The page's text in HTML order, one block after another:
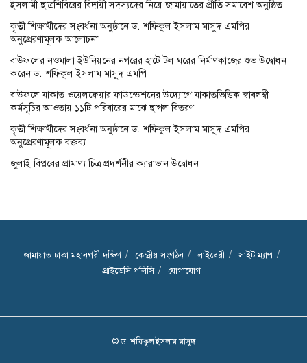
ইসলামী ছাত্রশিবিরের বিদায়ী সদস্যদের নিয়ে জামায়াতের প্রীতি সমাবেশ অনুষ্ঠিত
কৃতী শিক্ষার্থীদের সংবর্ধনা অনুষ্ঠানে ড. শফিকুল ইসলাম মাসুদ এমপির
অনুপ্রেরণামূলক আলোচনা
বাউফলের নওমালা ইউনিয়নের নগরের হাটে টল ঘরের নির্মাণকাজের শুভ উদ্বোধন
করেন ড. শফিকুল ইসলাম মাসুদ এমপি
বাউফলে যাকাত ওয়েলফেয়ার ফাউন্ডেশনের উদ্যোগে যাকাতভিত্তিক স্বাবলম্বী
কর্মসূচির আওতায় ১১টি পরিবারের মাঝে ছাগল বিতরণ
কৃতী শিক্ষার্থীদের সংবর্ধনা অনুষ্ঠানে ড. শফিকুল ইসলাম মাসুদ এমপির
অনুপ্রেরণামূলক বক্তব্য
জুলাই বিপ্লবের প্রামাণ্য চিত্র প্রদর্শনীর ক্যারাভান উদ্বোধন
জামায়াত ঢাকা মহানগরী দক্ষিণ কেন্দ্রীয় সংগঠন লাইব্রেরী
সাইট ম্যাপ
প্রাইভেসি পলিসি
যোগাযোগ
© ড. শফিকুল ইসলাম মাসুদ